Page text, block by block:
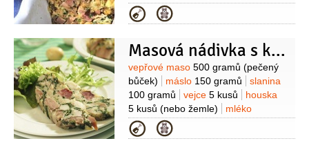
50 gramů
čerstvě natrhané)
petržel
Kategorie
Masová nádivka s kopřivami
Suroviny
vepřové maso 500 gramů (pečený
bůček)
máslo 150 gramů
slanina
100 gramů
vejce 5 kusů
houska
5 kusů (nebo žemle)
mléko
2,5 decilitru
5 lžic
kopřivy(mladé,
Kategorie